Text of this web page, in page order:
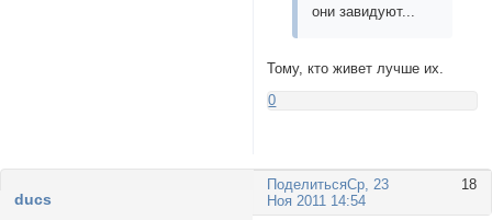
они завидуют...
Тому, кто живет лучше их.
0
Поделиться 18
Ср, 23
Ноя 2011 14:54
ducs